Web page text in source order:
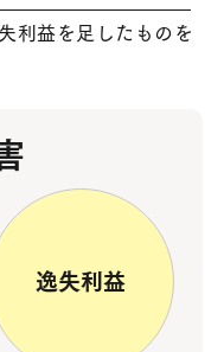
利益を足したものを
逸失利益